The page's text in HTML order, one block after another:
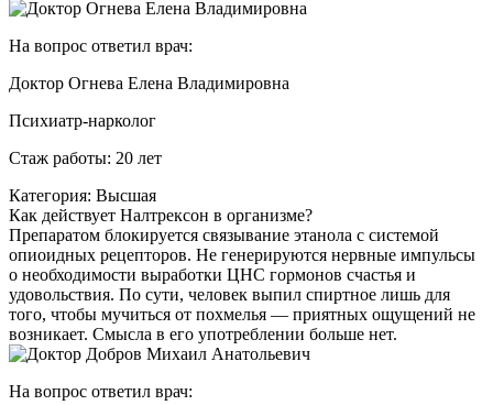
На вопрос ответил врач:
Доктор Огнева Елена Владимировна
Психиатр-нарколог
Стаж работы: 20 лет
Категория: Высшая
Как действует Налтрексон в организме?
Препаратом блокируется связывание этанола с системой
опиоидных рецепторов. Не генерируются нервные импульсы
о необходимости выработки ЦНС гормонов счастья и
удовольствия. По сути, человек выпил спиртное лишь для
того, чтобы мучиться от похмелья — приятных ощущений не
возникает. Смысла в его употреблении больше нет.
На вопрос ответил врач: